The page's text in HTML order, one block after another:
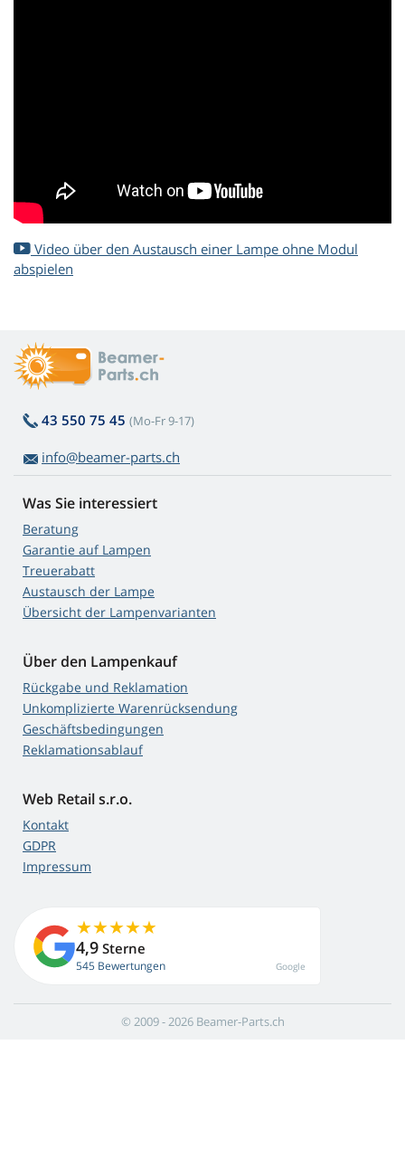
Video über den Austausch einer Lampe ohne Modul
abspielen
43 550 75 45 (Mo-Fr 9-17)
info@beamer-parts.ch
Was Sie interessiert
Beratung
Garantie auf Lampen
Treuerabatt
Austausch der Lampe
Übersicht der Lampenvarianten
Über den Lampenkauf
Rückgabe und Reklamation
Unkomplizierte Warenrücksendung
Geschäftsbedingungen
Reklamationsablauf
Web Retail s.r.o.
Kontakt
GDPR
Impressum
4,9 Sterne
545 Bewertungen Google
© 2009 - 2026 Beamer-Parts.ch